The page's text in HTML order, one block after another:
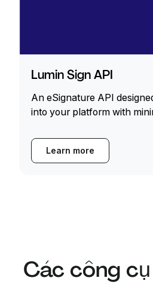
Lumin Sign API
An eSignature API
into your platform with
Learn more
Các công